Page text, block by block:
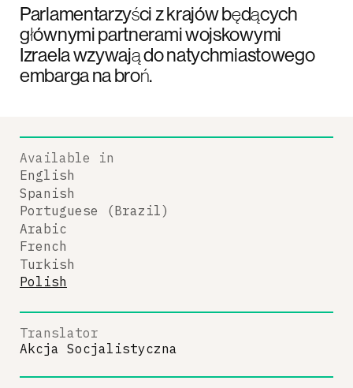
Parlamentarzyści z krajów będących
głównymi partnerami wojskowymi
Izraela wzywają do natychmiastowego
embarga na broń.
Available in
English
Spanish
Portuguese (Brazil)
Arabic
French
Turkish
Polish
Translator
Akcja Socjalistyczna